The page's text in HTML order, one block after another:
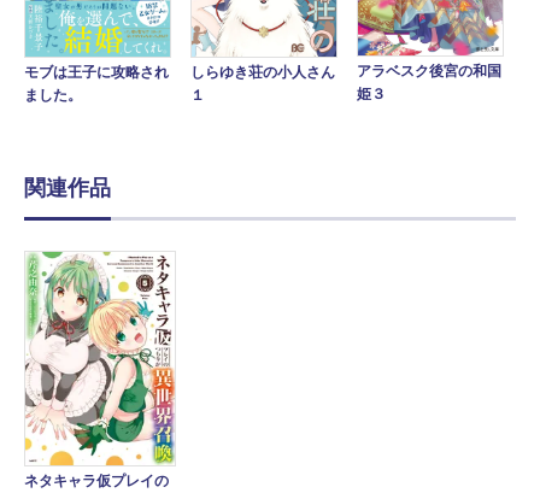
モブは王子に攻略され
ました。
しらゆき荘の小人さん
１
アラベスク後宮の和国
姫３
関連作品
ネタキャラ仮プレイの